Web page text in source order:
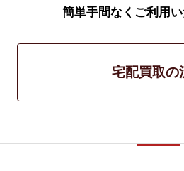
簡単手間なくご利用い
宅配買取の